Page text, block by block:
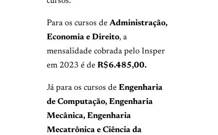
Para os cursos de Administração,
Economia e Direito, a
mensalidade cobrada pelo Insper
em 2023 é de R$6.485,00.
Já para os cursos de Engenharia
de Computação, Engenharia
Mecânica, Engenharia
Mecatrônica e Ciência da